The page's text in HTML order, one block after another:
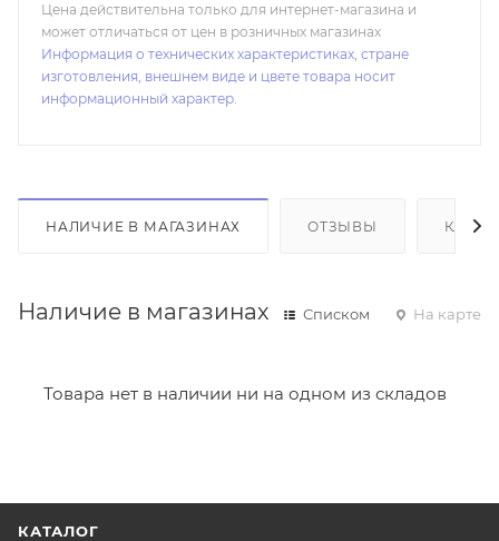
Цена действительна только для интернет-магазина и
может отличаться от цен в розничных магазинах
Информация о технических характеристиках, стране
изготовления, внешнем виде и цвете товара носит
информационный характер.
НАЛИЧИЕ В МАГАЗИНАХ ОТЗЫВЫ КАК
Наличие в магазинах Списком На карте
Товара нет в наличии ни на одном из складов
КАТАЛОГ